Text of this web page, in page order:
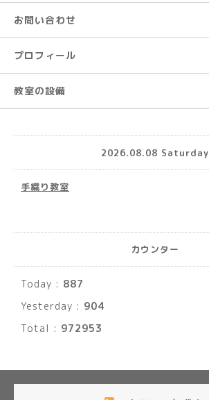
お問い合わせ
プロフィール
教室の設備
2026.08.08 Saturday
手織り教室
カウンター
Today : 887
Yesterday : 904
Total : 972953